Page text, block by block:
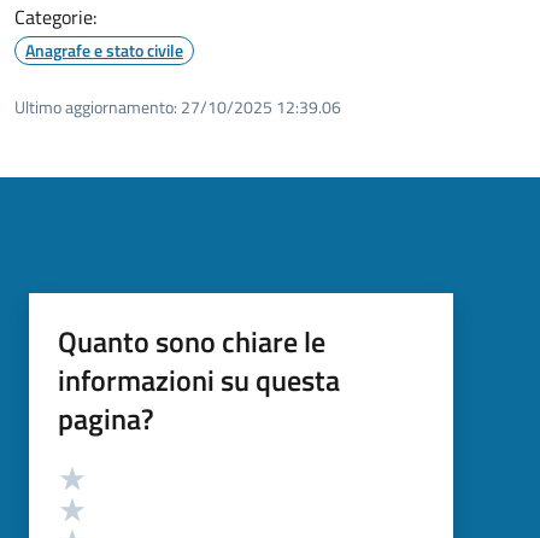
Categorie:
Anagrafe e stato civile
Ultimo aggiornamento: 27/10/2025 12:39.06
Quanto sono chiare le
informazioni su questa
pagina?
Valutazione